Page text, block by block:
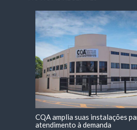
CQA amplia suas instalações
atendimento à demanda